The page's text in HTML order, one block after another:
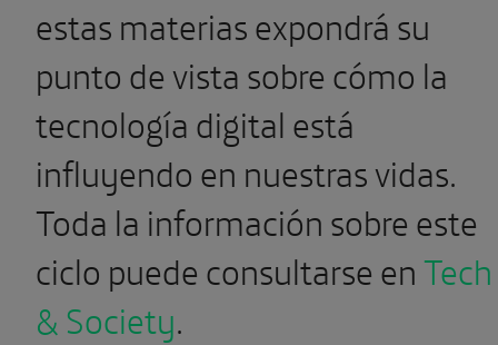
estas materias expondrá su
punto de vista sobre cómo la
tecnología digital está
influyendo en nuestras vidas.
Toda la información sobre este
ciclo puede consultarse enTech
& Society.